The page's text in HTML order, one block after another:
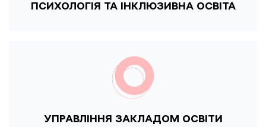
ПСИХОЛОГІЯ ТА ІНКЛЮЗИВНА ОСВІТА
УПРАВЛІННЯ ЗАКЛАДОМ ОСВІТИ